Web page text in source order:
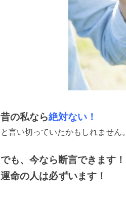
昔の私なら絶対ない！
と言い切っていたかもしれません。
でも、今なら断言できます！
運命の人は必ずいます！